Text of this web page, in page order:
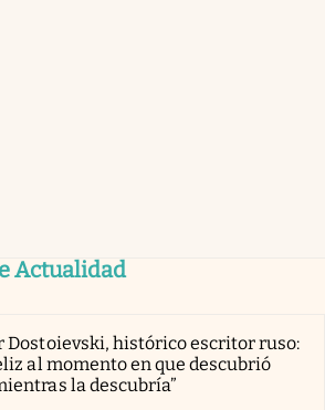
Actualidad
Dostoievski, histórico escritor ruso:
al momento en que descubrió
la descubría”